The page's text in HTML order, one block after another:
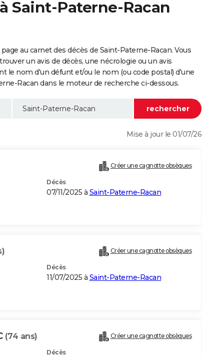
Saint-Paterne-Racan
au carnet des décès de Saint-Paterne-Racan. Vous
un avis de décès, une nécrologie ou un avis
le nom d'un défunt et/ou le nom (ou code postal) d'une
Racan dans le moteur de recherche ci-dessous.
Mise à jour le 01/07/26
Créer une cagnotte obsèques
Décès
07/11/2025 à Saint-Paterne-Racan
Créer une cagnotte obsèques
Décès
11/07/2025 à Saint-Paterne-Racan
(74 ans) Créer une cagnotte obsèques
Décès